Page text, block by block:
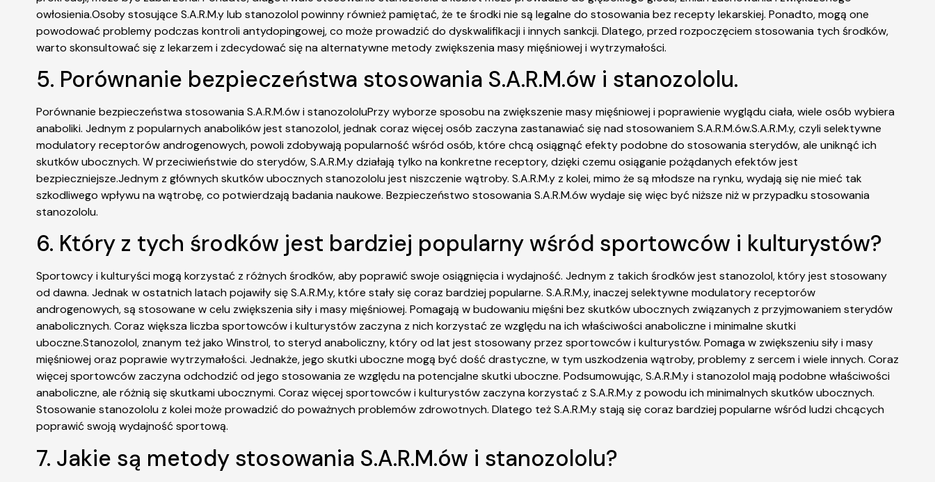
owłosienia.Osoby stosujące S.A.R.M.y lub stanozolol powinny również pamiętać, że te środki nie są legalne do stosowania bez recepty lekarskiej. Ponadto, mogą one
powodować problemy podczas kontroli antydopingowej, co może prowadzić do dyskwalifikacji i innych sankcji. Dlatego, przed rozpoczęciem stosowania tych środków,
warto skonsultować się z lekarzem i zdecydować się na alternatywne metody zwiększenia masy mięśniowej i wytrzymałości.
5. Porównanie bezpieczeństwa stosowania S.A.R.M.ów i stanozololu.
Porównanie bezpieczeństwa stosowania S.A.R.M.ów i stanozololuPrzy wyborze sposobu na zwiększenie masy mięśniowej i poprawienie wyglądu ciała, wiele osób wybiera
anaboliki. Jednym z popularnych anabolików jest stanozolol, jednak coraz więcej osób zaczyna zastanawiać się nad stosowaniem S.A.R.M.ów.S.A.R.M.y, czyli selektywne
modulatory receptorów androgenowych, powoli zdobywają popularność wśród osób, które chcą osiągnąć efekty podobne do stosowania sterydów, ale uniknąć ich
skutków ubocznych. W przeciwieństwie do sterydów, S.A.R.M.y działają tylko na konkretne receptory, dzięki czemu osiąganie pożądanych efektów jest
bezpieczniejsze.Jednym z głównych skutków ubocznych stanozololu jest niszczenie wątroby. S.A.R.M.y z kolei, mimo że są młodsze na rynku, wydają się nie mieć tak
szkodliwego wpływu na wątrobę, co potwierdzają badania naukowe. Bezpieczeństwo stosowania S.A.R.M.ów wydaje się więc być niższe niż w przypadku stosowania
stanozololu.
6. Który z tych środków jest bardziej popularny wśród sportowców i kulturystów?
Sportowcy i kulturyści mogą korzystać z różnych środków, aby poprawić swoje osiągnięcia i wydajność. Jednym z takich środków jest stanozolol, który jest stosowany
od dawna. Jednak w ostatnich latach pojawiły się S.A.R.M.y, które stały się coraz bardziej popularne. S.A.R.M.y, inaczej selektywne modulatory receptorów
androgenowych, są stosowane w celu zwiększenia siły i masy mięśniowej. Pomagają w budowaniu mięśni bez skutków ubocznych związanych z przyjmowaniem sterydów
anabolicznych. Coraz większa liczba sportowców i kulturystów zaczyna z nich korzystać ze względu na ich właściwości anaboliczne i minimalne skutki
uboczne.Stanozolol, znanym też jako Winstrol, to steryd anaboliczny, który od lat jest stosowany przez sportowców i kulturystów. Pomaga w zwiększeniu siły i masy
mięśniowej oraz poprawie wytrzymałości. Jednakże, jego skutki uboczne mogą być dość drastyczne, w tym uszkodzenia wątroby, problemy z sercem i wiele innych. Coraz
więcej sportowców zaczyna odchodzić od jego stosowania ze względu na potencjalne skutki uboczne. Podsumowując, S.A.R.M.y i stanozolol mają podobne właściwości
anaboliczne, ale różnią się skutkami ubocznymi. Coraz więcej sportowców i kulturystów zaczyna korzystać z S.A.R.M.y z powodu ich minimalnych skutków ubocznych.
Stosowanie stanozololu z kolei może prowadzić do poważnych problemów zdrowotnych. Dlatego też S.A.R.M.y stają się coraz bardziej popularne wśród ludzi chcących
poprawić swoją wydajność sportową.
7. Jakie są metody stosowania S.A.R.M.ów i stanozololu?